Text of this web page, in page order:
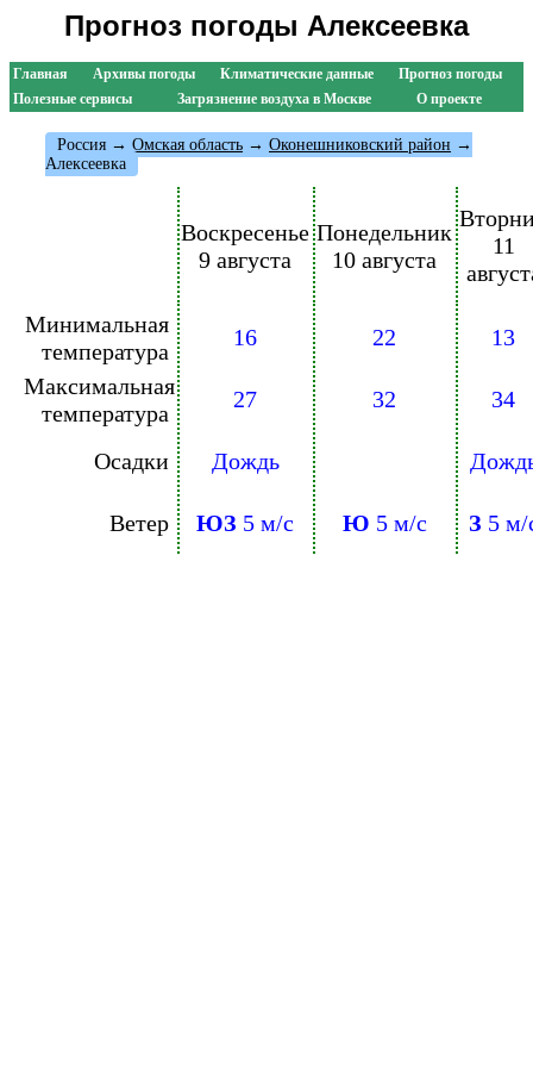
Прогноз погоды Алексеевка
Главная Архивы погоды Климатические данные
Прогноз погоды
Полезные сервисы
Загрязнение воздуха в Москве О проекте
Россия → Омская область → Оконешниковский район →
Алексеевка
Воскресенье
9 августа
Понедельник
10 августа
11
Минимальная
температура
16 22
13
Максимальная
температура
27 32 34
Осадки Дождь
Ветер ЮЗ 5 м/с Ю 5 м/с З 5 м/